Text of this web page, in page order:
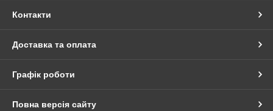
Контакти
Доставка та оплата
Графік роботи
Повна версія сайту